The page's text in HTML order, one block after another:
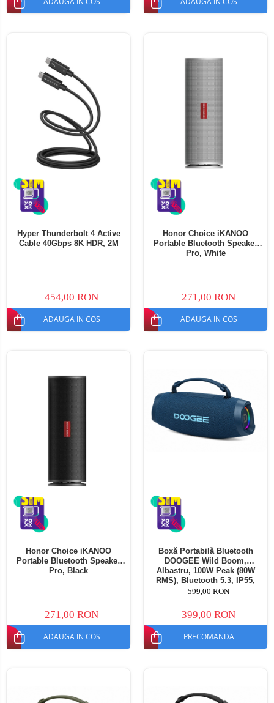
Hyper Thunderbolt 4 Active
Cable 40Gbps 8K HDR, 2M
454,00 RON
ADAUGA IN COS
Honor Choice iKANOO
Portable Bluetooth Speaker
Pro, White
271,00 RON
ADAUGA IN COS
Honor Choice iKANOO
Portable Bluetooth Speaker
Pro, Black
271,00 RON
ADAUGA IN COS
Boxă Portabilă Bluetooth
DOOGEE Wild Boom,
Albastru, 100W Peak (80W
RMS), Bluetooth 5.3, IP55,
RGB, TWS Stereo, USB, TF
Umăr
599,00 RON
399,00 RON
PRECOMANDA